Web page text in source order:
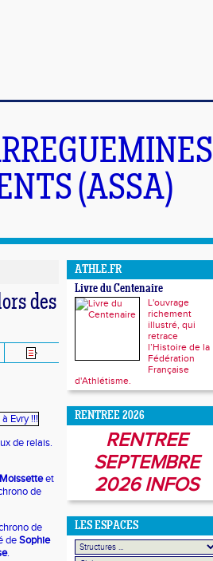
(ASSA)
des
de relais.
et
de
de
deSophie
.
ATHLE.FR
Livre du Centenaire
L'ouvrage
richement
illustré, qui
retrace
l’Histoire de la
Fédération
Française
d'Athlétisme.
RENTREE 2026
RENTREE
SEPTEMBRE
2026 INFOS
LES ESPACES